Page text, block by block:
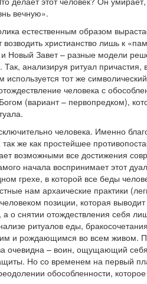
вечную».
естественным образом
возводить христианство лишь к
Новый Завет – разные модели
анализируя ритуал причастия,
тот же
человека с
(вариант – первопредком),
человека. Именно
так же как простейшее
возможными все достижения
начала воспринимает этот
грехе, в которой все беды
нам архаические практики
позиции, которая
о снятии отождествления себя
ритуалов еды,
и рождающимся во всем живом.
очевидна – воин, ощущающий
Но со временем на первый
обособленности,